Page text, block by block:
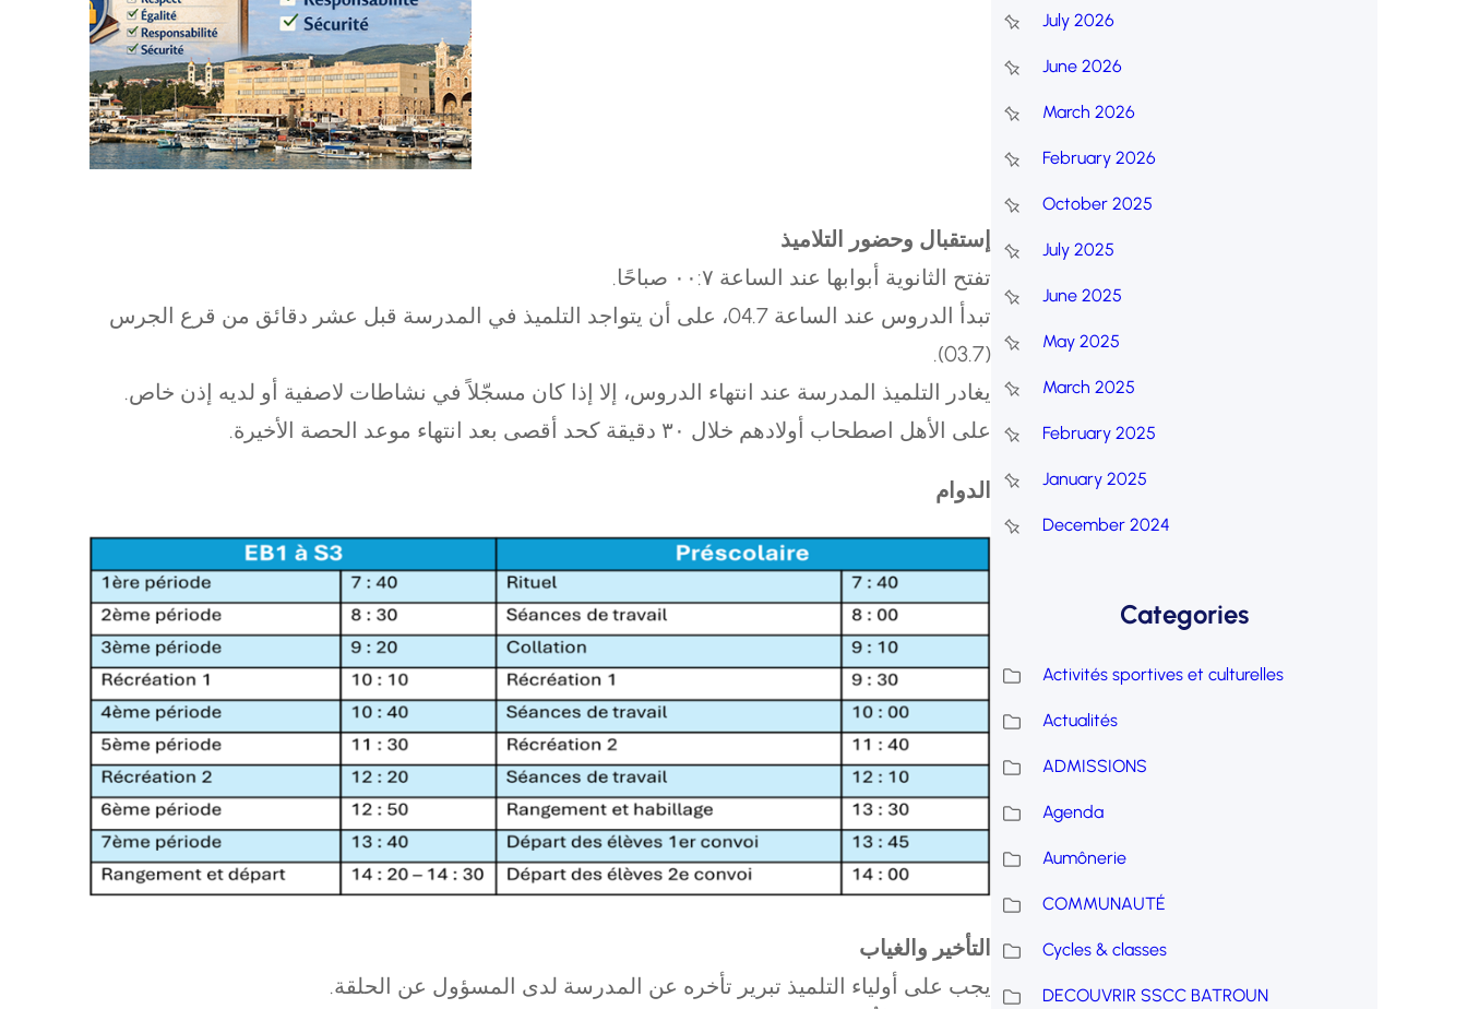
إستقبال وحضور التلاميذ
تفتح الثانوية أبوابها عند الساعة ٧:٠٠ صباحًا.
تبدأ الدروس عند الساعة 7.40، على أن يتواجد التلميذ في المدرسة قبل عشر دقائق من قرع الجرس
(7.30).
يغادر التلميذ المدرسة عند انتهاء الدروس، إلا إذا كان مسجّلاً في نشاطات لاصفية أو لديه إذن خاص.
.على الأهل اصطحاب أولادهم خلال ٣٠ دقيقة كحد أقصى بعد انتهاء موعد الحصة الأخيرة
الدوام
التأخير والغياب
يجب على أولياء التلميذ تبرير تأخره عن المدرسة لدى المسؤول عن الحلقة.
h
July 2026
June 2026
March 2026
February 2026
October 2025
July 2025
June 2025
May 2025
March 2025
February 2025
January 2025
December 2024
Categories
Activités sportives et culturelles
Actualités
ADMISSIONS
Agenda
Aumônerie
COMMUNAUTÉ
Cycles & classes
DECOUVRIR SSCC BATROUN